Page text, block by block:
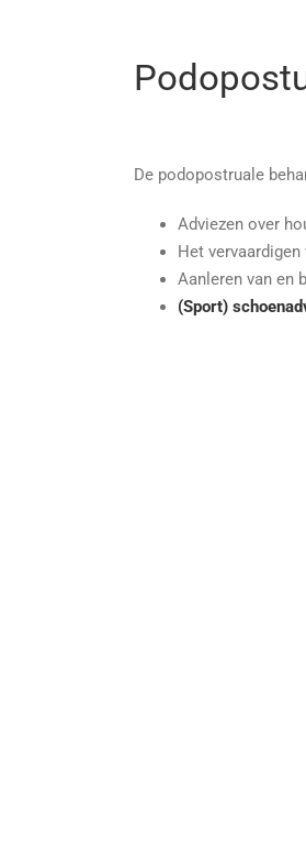
De podopostruale
Adviezen over
Het
Aanleren van en
(Sport)